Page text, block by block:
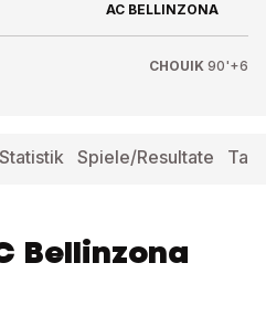
AC BELLINZONA
CHOUIK 90'+6
Statistik Spiele/Resultate
Bellinzona